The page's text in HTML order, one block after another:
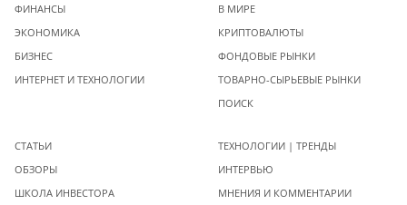
ФИНАНСЫ
ЭКОНОМИКА
БИЗНЕС
ИНТЕРНЕТ И ТЕХНОЛОГИИ
В МИРЕ
КРИПТОВАЛЮТЫ
ФОНДОВЫЕ РЫНКИ
ТОВАРНО-СЫРЬЕВЫЕ РЫНКИ
ПОИСК
СТАТЬИ
ОБЗОРЫ
ШКОЛА ИНВЕСТОРА
ТЕХНОЛОГИИ | ТРЕНДЫ
ИНТЕРВЬЮ
МНЕНИЯ И КОММЕНТАРИИ